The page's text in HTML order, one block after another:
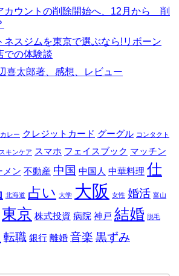
カウントの削除開始へ、12月から 削
ネスジムを東京で選ぶなら!リボーン
での体験談
喜太郎著、感想、レビュー
カレー クレジットカード グーグル コンタクト
スキンケア スマホ フェイスブック マッチン
メン 不動産 中国 中国人 中華料理 仕
北海道 占い 大学 大阪 女性 婚活 富山
東京 株式投資 病院 神戸 結婚 脱毛
転職 銀行 離婚 音楽 黒ずみ